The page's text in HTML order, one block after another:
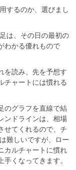
するのか、選びまし
は、その日の最初の
わかる優れもので
を読み、先を予想す
チャートには慣れる
のグラフを直線で結
ンドラインは、相場
せてくれるので、チ
難しいですが、ロー
カルチャートに慣れ
くなってきます。